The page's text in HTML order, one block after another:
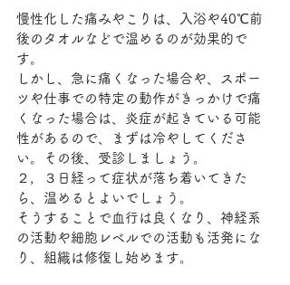
慢性化した痛みやこりは、入浴や40℃前
後のタオルなどで温めるのが効果的で
す。
しかし、急に痛くなった場合や、スポー
ツや仕事での特定の動作がきっかけで痛
くなった場合は、炎症が起きている可能
性があるので、まずは冷やしてくださ
い。その後、受診しましょう。
２，３日経って症状が落ち着いてきた
ら、温めるとよいでしょう。
そうすることで血行は良くなり、神経系
の活動や細胞レベルでの活動も活発にな
り、組織は修復し始めます。